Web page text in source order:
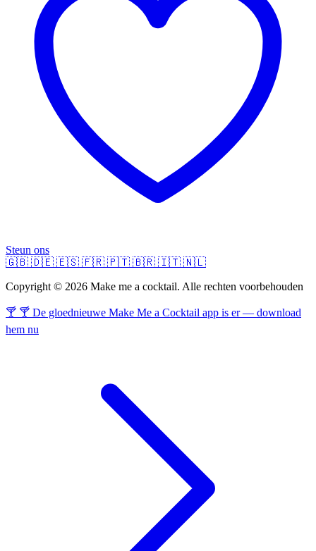
Steun ons
🇬🇧 🇩🇪 🇪🇸 🇫🇷 🇵🇹 🇧🇷 🇮🇹 🇳🇱
Copyright © 2026 Make me a cocktail. Alle rechten voorbehouden
🍸 🍸 De gloednieuwe Make Me a Cocktail app is er — download
hem nu